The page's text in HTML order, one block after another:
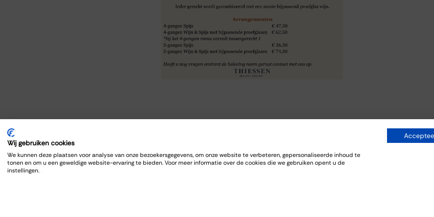
Beoordelingen
Wij gebruiken cookies
We kunnen deze plaatsen voor analyse van onze bezoekersgegevens, om onze website te verbeteren, gepersonaliseerde inhoud te
tonen en om u een geweldige website-ervaring te bieden. Voor meer informatie over de cookies die we gebruiken opent u de
instellingen.